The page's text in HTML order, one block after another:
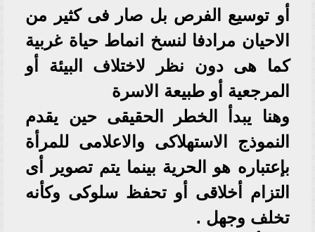
أو توسيع الفرص بل صار فى كثير من
الاحيان مرادفا لنسخ انماط حياة غربية
كما هى دون نظر لاختلاف البيئة أو
المرجعية أو طبيعة الاسرة
وهنا يبدأ الخطر الحقيقى حين يقدم
النموذج الاستهلاكى والاعلامى للمرأة
بإعتباره هو الحرية بينما يتم تصوير أى
التزام أخلاقى أو تحفظ سلوكى وكأنه
تخلف وجهل .